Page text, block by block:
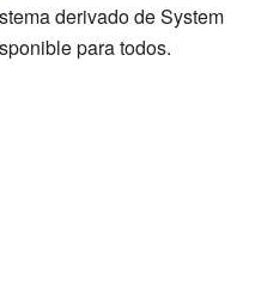
derivado de System
para todos.